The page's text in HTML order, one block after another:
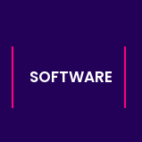
SOFTWARE